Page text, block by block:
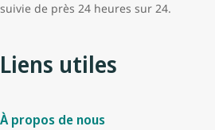
suivie de près 24 heures sur 24.
Liens utiles
À propos de nous